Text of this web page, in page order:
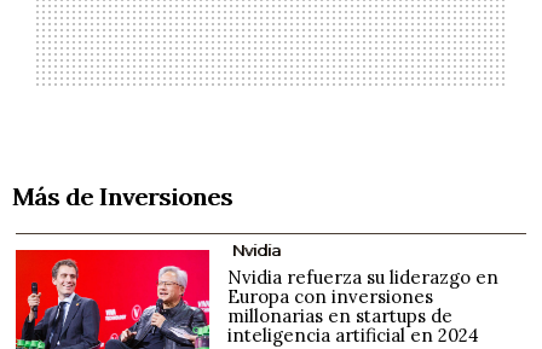
Más de Inversiones
Nvidia
Nvidia refuerza su liderazgo en
Europa con inversiones
millonarias en startups de
inteligencia artificial en 2024